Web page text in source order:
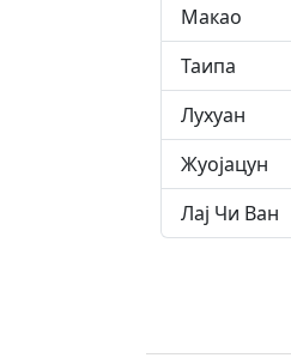
Макао
Таипа
Лухуан
Жуојацун
Лај Чи Ван